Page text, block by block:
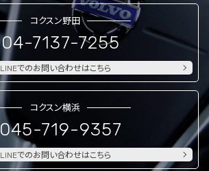
コクスン野田
04-7137-7255
LINEでのお問い合わせはこちら
コクスン横浜
045-719-9357
LINEでのお問い合わせはこちら